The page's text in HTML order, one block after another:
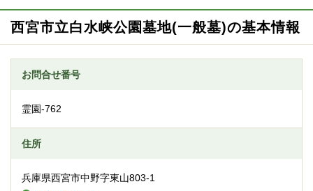
西宮市立白水峡公園墓地(一般墓)の基本情報
お問合せ番号
霊園-762
住所
兵庫県西宮市中野字東山803-1